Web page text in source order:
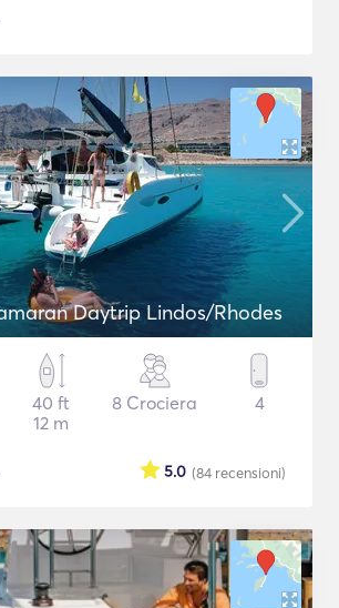
Daytrip Lindos/Rhodes
40 ft
12 m
8 Crociera 4
(84 recensioni)
5.0